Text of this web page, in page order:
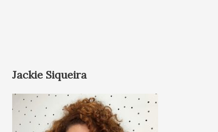
Jackie Siqueira